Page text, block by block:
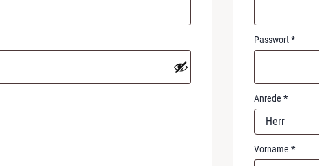
r
Passwort*R
e
u
r
Anrede *
Herr
Vorname *